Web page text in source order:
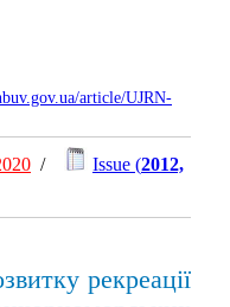
article/UJRN-
/ Issue (2012,
рекреації